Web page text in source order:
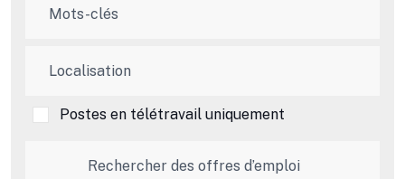
Postes en télétravail uniquement